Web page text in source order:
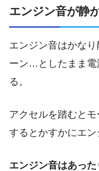
エンジン音が静
エンジン音はかな
ーン…としたまま電
る。
アクセルを踏むと
するとかすかにエン
エンジン音はあっ